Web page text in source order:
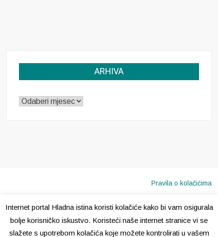
ARHIVA
ARHIVA
Pravila o kolačićima
Internet portal Hladna istina koristi kolačiće kako bi vam osigurala
bolje korisničko iskustvo. Koristeći naše internet stranice vi se
slažete s upotrebom kolačića koje možete kontrolirati u vašem
Copyright © 2020 · Sva prava pridržana · Hladna Istina